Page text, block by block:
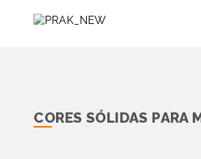
CORES SÓLIDAS PARA